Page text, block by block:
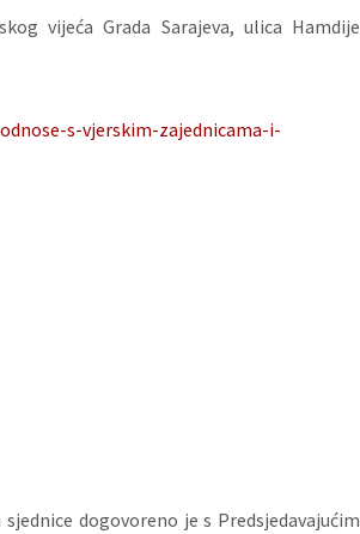
vijeća Grada Sarajeva, ulica Hamdije
s-vjerskim-zajednicama-i-
dogovoreno je s Predsjedavajućim